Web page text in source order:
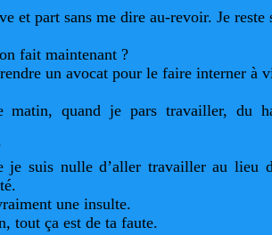
et part sans me dire au-revoir. Je reste
fait maintenant ?
un avocat pour le faire interner à
matin, quand je pars travailler, du
suis nulle d’aller travailler au lieu
une insulte.
tout ça est de ta faute.